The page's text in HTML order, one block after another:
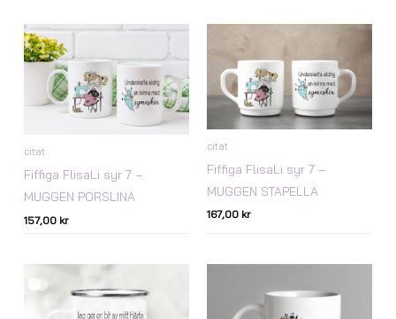
citat
Fiffiga FlisaLi syr 7 –
MUGGEN PORSLINA
157,00 kr
citat
Fiffiga FlisaLi syr 7 –
MUGGEN STAPELLA
167,00 kr